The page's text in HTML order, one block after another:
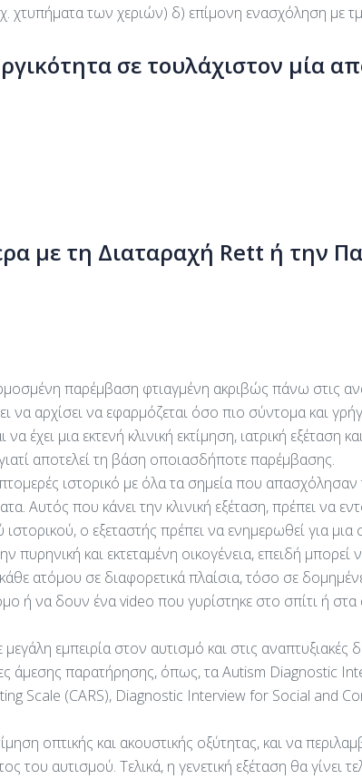
χτυπήματα των χεριών) δ) επίμονη ενασχόληση με
σε τουλάχιστον μία
με τη Διαταραχή Rett ή την
παρέμβαση φτιαγμένη ακριβώς πάνω στις
αρχίσει να εφαρμόζεται όσο πιο σύντομα και
μια εκτενή κλινική εκτίμηση, ιατρική εξέταση
αποτελεί τη βάση οποιασδήποτε παρέμβασης.
ιστορικό με όλα τα σημεία που
Αυτός που κάνει την κλινική εξέταση, πρέπει να
ο εξεταστής πρέπει να ενημερωθεί για
και εκτεταμένη οικογένεια, επειδή
ατόμου σε διαφορετικά πλαίσια, τόσο σε
ή να δουν ένα video που γυρίστηκε στο σπίτι ή
εμπειρία στον αυτισμό και στις
άμεσης παρατήρησης, όπως, τα Autism Diagnostic
Scale (CARS), Diagnostic Interview for Social and
οπτικής και ακουστικής οξύτητας, και να
του αυτισμού. Τελικά, η γενετική εξέταση θα